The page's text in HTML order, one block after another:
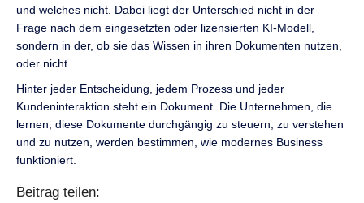
und welches nicht. Dabei liegt der Unterschied nicht in der
Frage nach dem eingesetzten oder lizensierten KI-Modell,
sondern in der, ob sie das Wissen in ihren Dokumenten nutzen,
oder nicht.
Hinter jeder Entscheidung, jedem Prozess und jeder
Kundeninteraktion steht ein Dokument. Die Unternehmen, die
lernen, diese Dokumente durchgängig zu steuern, zu verstehen
und zu nutzen, werden bestimmen, wie modernes Business
funktioniert.
Beitrag teilen: